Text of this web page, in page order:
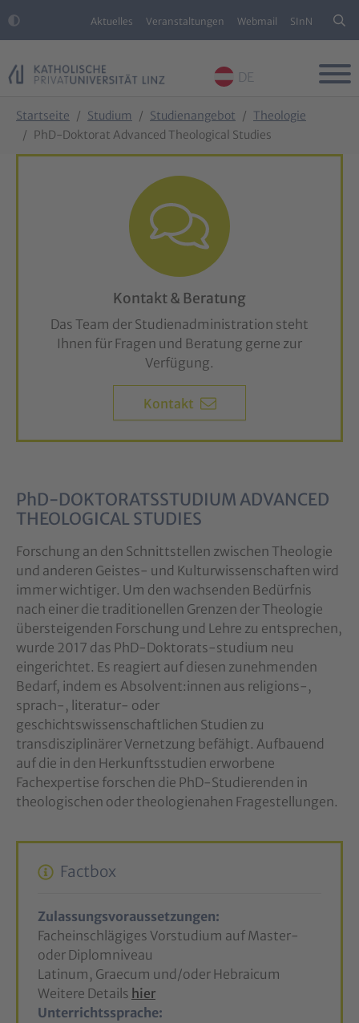
Aktuelles Veranstaltungen Webmail SInN
DE
Startseite Studium Studienangebot
Theologie
PhD-Doktorat Advanced Theological Studies
Kontakt & Beratung
Das Team der Studienadministration steht
Ihnen für Fragen und Beratung gerne zur
Verfügung.
Kontakt
PhD-DOKTORATSSTUDIUM ADVANCED
THEOLOGICAL STUDIES
Forschung an den Schnittstellen zwischen Theologie
und anderen Geistes- und Kulturwissenschaften wird
immer wichtiger. Um den wachsenden Bedürfnis
nach einer die traditionellen Grenzen der Theologie
übersteigenden Forschung und Lehre zu entsprechen,
wurde 2017 das PhD-Doktorats-studium neu
eingerichtet. Es reagiert auf diesen zunehmenden
Bedarf, indem es Absolvent:innen aus religions-,
sprach-, literatur- oder
geschichtswissenschaftlichen Studien zu
transdisziplinärer Vernetzung befähigt. Aufbauend
auf die in den Herkunftsstudien erworbene
Fachexpertise forschen die PhD-Studierenden in
theologischen oder theologienahen Fragestellungen.
Factbox
Zulassungsvoraussetzungen:
Facheinschlägiges Vorstudium auf Master-
oder Diplomniveau
Latinum, Graecum und/oder Hebraicum
Weitere Details hier
Unterrichtssprache: